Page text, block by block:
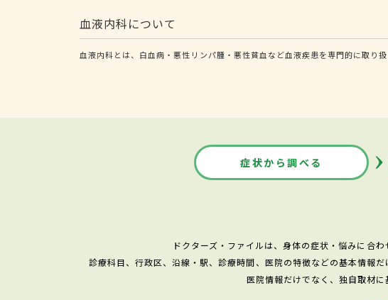
血液内科について
血液内科とは、白血病・悪性リンパ腫・悪性貧血など血液疾患を専門的に取り扱
症状から調べる
ドクターズ・ファイルは、身体の症状・悩みに合
診療科目、行政区、沿線・駅、診療時間、医院の特徴などの基本情報
医院情報だけでなく、独自取材